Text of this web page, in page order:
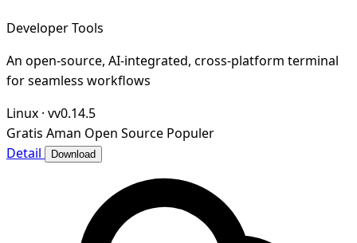
Developer Tools
An open-source, AI-integrated, cross-platform terminal
for seamless workflows
Linux · vv0.14.5
Gratis Aman Open Source Populer
Detail
Download